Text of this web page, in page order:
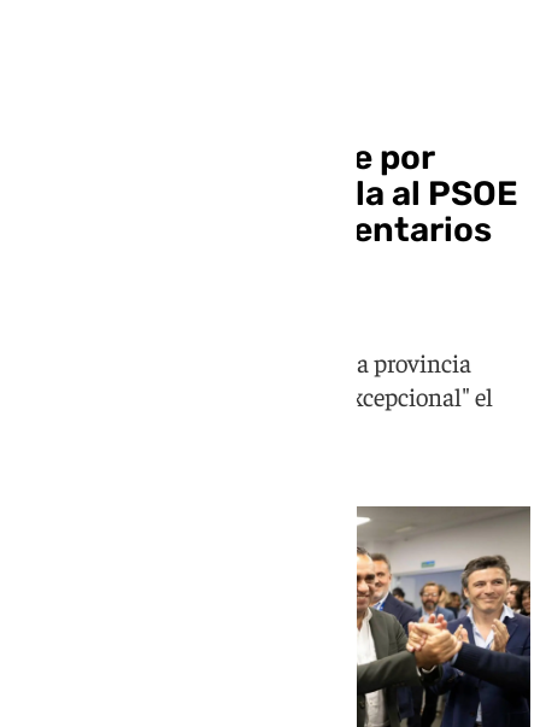
Rocío Díaz resalta que por
primera vez el PP dobla al PSOE
en número de parlamentarios
La candidata de los populares en la provincia
granadina califica de "resultado excepcional" el